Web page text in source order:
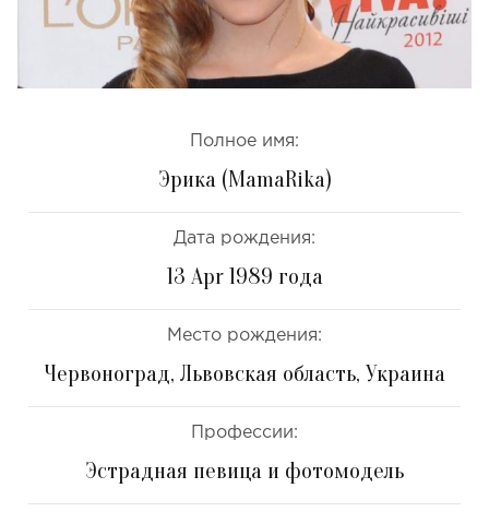
Полное имя:
Эрика (MamaRika)
Дата рождения:
13 Apr 1989 года
Место рождения:
Червоноград, Львовская область, Украина
Профессии:
Эстрадная певица и фотомодель